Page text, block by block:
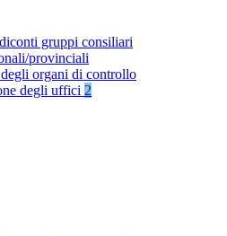
gruppi consiliari
provinciali
organi di controllo
degli uffici 2